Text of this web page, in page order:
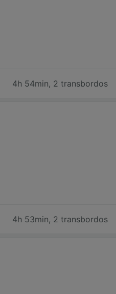
4h 54min, 2 transbordos
4h 53min, 2 transbordos